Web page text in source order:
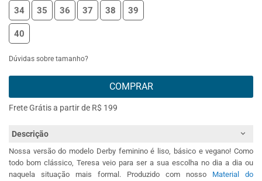
34 35 36 37 38 39
40
Dúvidas sobre tamanho?
COMPRAR
Frete Grátis a partir de R$ 199
Descrição
Nossa versão do modelo Derby feminino é liso, básico e vegano! Como
todo bom clássico, Teresa veio para ser a sua escolha no dia a dia ou
naquela situação mais formal. Produzido com nosso Material do